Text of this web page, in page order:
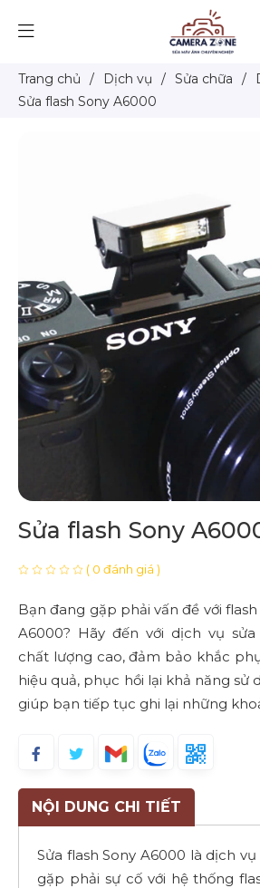
Trang chủ / Dịch vụ / Sửa chữa /
Sửa flash Sony A6000
Sửa flash Sony
( 0 đánh giá )
Bạn đang gặp phải vấn đề với
A6000? Hãy đến với dịch vụ sửa
chất lượng cao, đảm bảo khắc
hiệu quả, phục hồi lại khả năng sử
giúp bạn tiếp tục ghi lại những
NỘI DUNG CHI TIẾT
Sửa flash Sony A6000 là dịch
gặp phải sự cố với hệ thống